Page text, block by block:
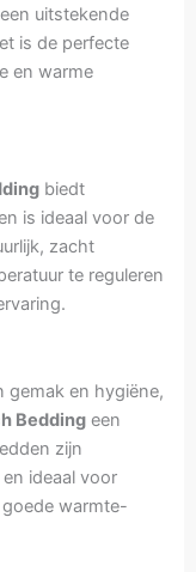
uitstekende
is de perfecte
en warme
biedt
is ideaal voor de
zacht
te reguleren
gemak en hygiëne,
Bedding een
zijn
ideaal voor
warmte-